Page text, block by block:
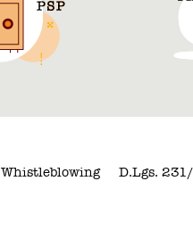
Whistleblowing D.Lgs.